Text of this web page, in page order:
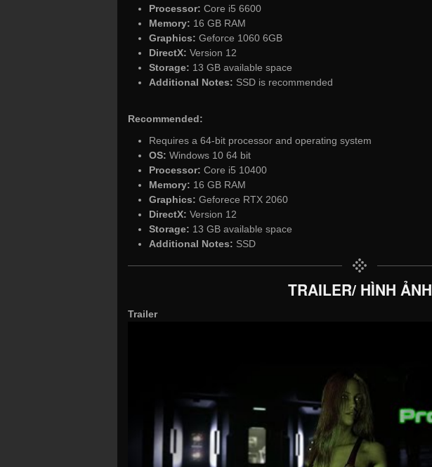
Processor: Core i5 6600
Memory: 16 GB RAM
Graphics: Geforce 1060 6GB
DirectX: Version 12
Storage: 13 GB available space
Additional Notes: SSD is recommended
Recommended:
Requires a 64-bit processor and operating system
OS: Windows 10 64 bit
Processor: Core i5 10400
Memory: 16 GB RAM
Graphics: Geforece RTX 2060
DirectX: Version 12
Storage: 13 GB available space
Additional Notes: SSD
TRAILER/ HÌNH ẢNH
Trailer